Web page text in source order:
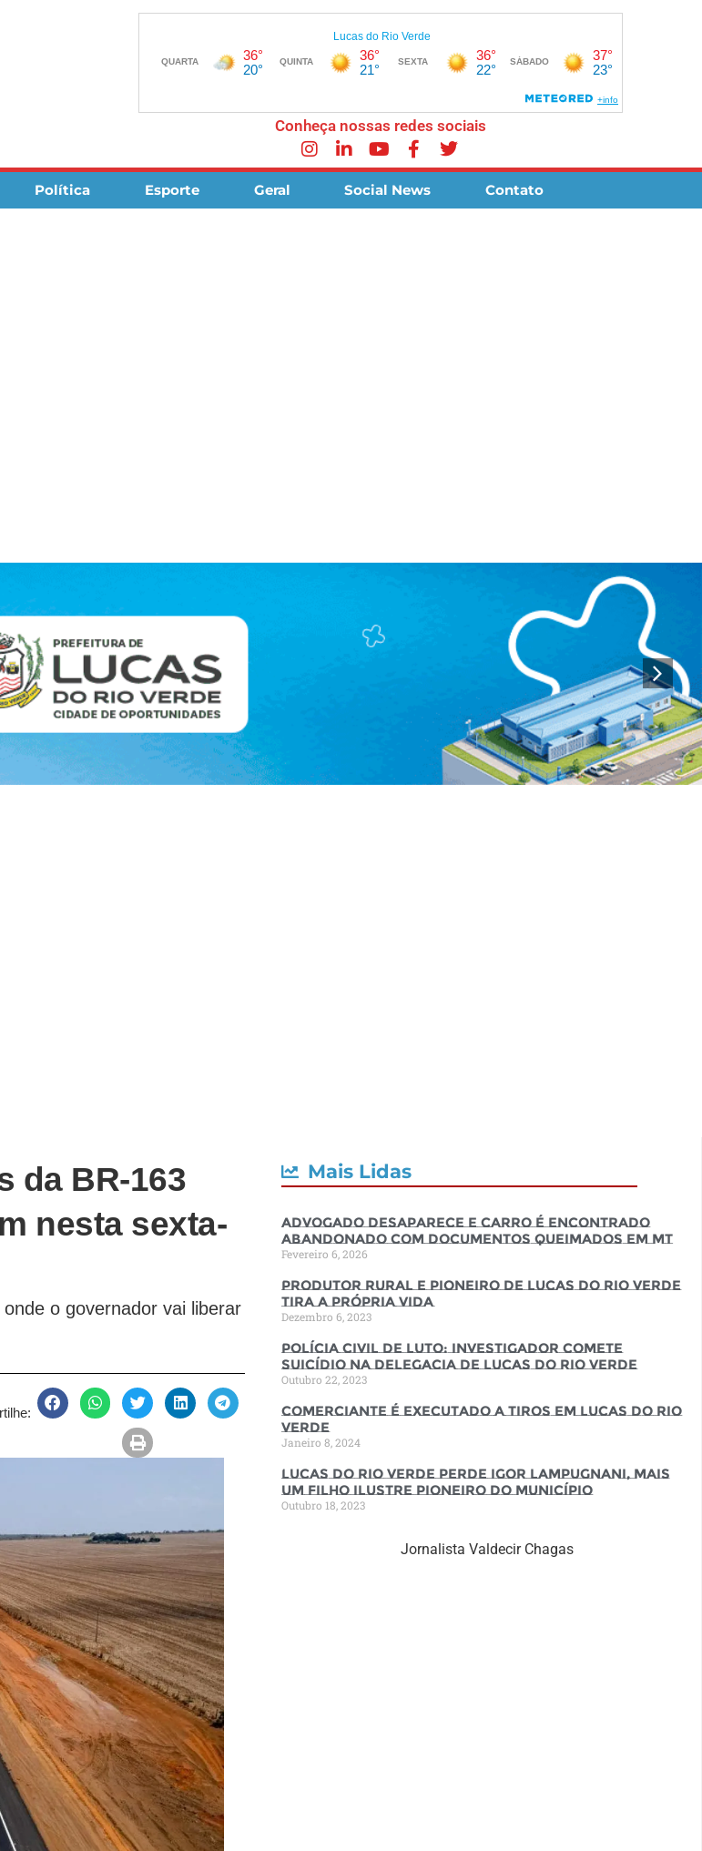
Conheça nossas redes sociais
Política Esporte Geral Social News Contato
da BR-163
nesta sexta-
o governador vai liberar
Mais Lidas
Advogado desaparece e carro é encontrado
abandonado com documentos queimados em MT
Fevereiro 6, 2026
Produtor rural e pioneiro de Lucas do Rio Verde
tira a própria vida
Dezembro 6, 2023
Polícia Civil de luto: Investigador comete
suicídio na Delegacia de Lucas do Rio Verde
Outubro 22, 2023
Comerciante é executado a tiros em Lucas do Rio
Verde
Janeiro 8, 2024
Lucas do Rio Verde perde Igor Lampugnani, mais
um filho ilustre pioneiro do município
Outubro 18, 2023
Jornalista Valdecir Chagas